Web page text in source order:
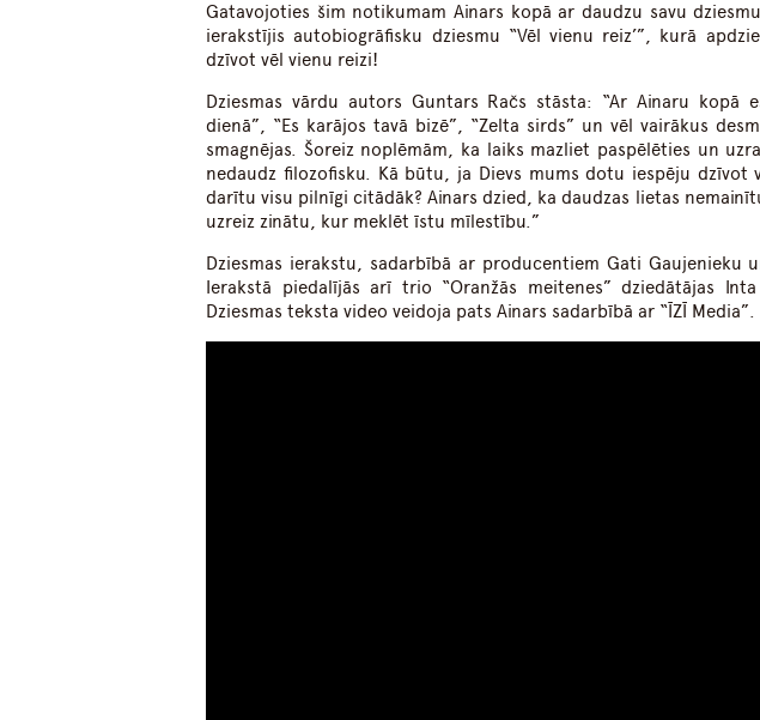
Gatavojoties šim notikumam Ainars kopā ar daudzu savu
ierakstījis autobiogrāfisku dziesmu “Vēl vienu reiz’”, kurā
dzīvot vēl vienu reizi!
Dziesmas vārdu autors Guntars Račs stāsta: “Ar Ainaru kopā
dienā”, “Es karājos tavā bizē”, “Zelta sirds” un vēl vairākus
smagnējas. Šoreiz noplēmām, ka laiks mazliet paspēlēties un
nedaudz filozofisku. Kā būtu, ja Dievs mums dotu iespēju dzīvot
darītu visu pilnīgi citādāk? Ainars dzied, ka daudzas lietas
uzreiz zinātu, kur meklēt īstu mīlestību.”
Dziesmas ierakstu, sadarbībā ar producentiem Gati Gaujenieku
Ierakstā piedalījās arī trio “Oranžās meitenes” dziedātājas
Dziesmas teksta video veidoja pats Ainars sadarbībā ar “ĪZĪ Media”.